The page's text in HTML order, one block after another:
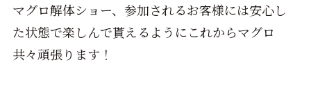
マグロ解体ショー、参加されるお客様には安心し
た状態で楽しんで貰えるようにこれからマグロ
共々頑張ります！